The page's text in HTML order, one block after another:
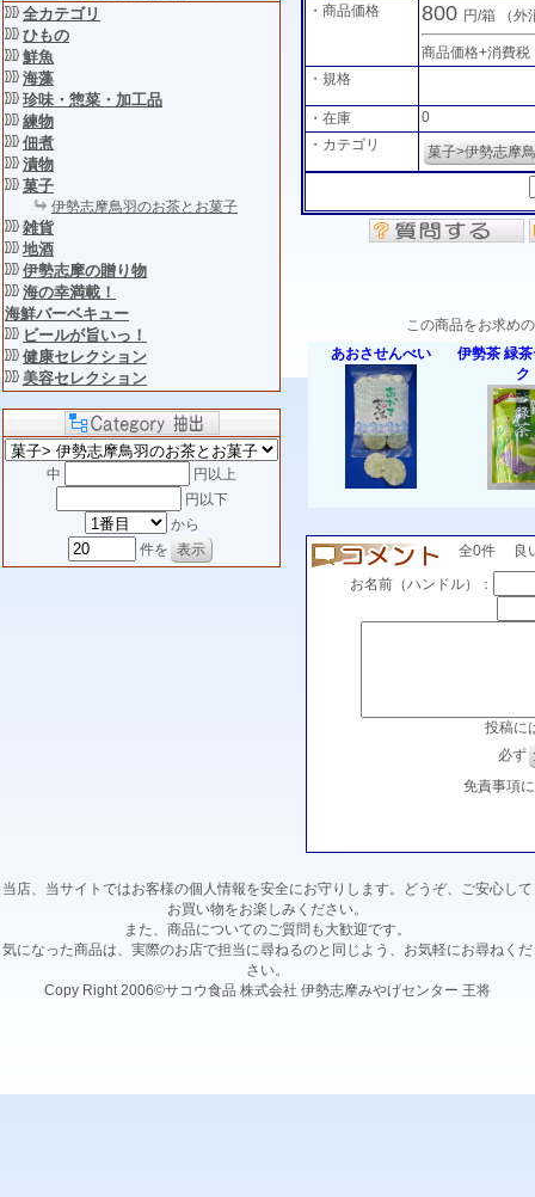
全カテゴリ
ひもの
鮮魚
海藻
珍味・惣菜・加工品
練物
佃煮
漬物
菓子
伊勢志摩鳥羽のお茶とお菓子
雑貨
地酒
伊勢志摩の贈り物
海の幸満載！
海鮮バーベキュー
ビールが旨いっ！
健康セレクション
美容セレクション
中
円以上
円以下
から
件を
・商品価格 800 円/箱 （
商品価格+消費税
・規格
・在庫
0
・カテゴリ
菓子>伊勢志摩
この商品をお求め
あおさせんべい
伊勢茶 緑
ク
全0件 良
お名前（ハンドル）：
投稿に
必ず
免責事項
当店、当サイトではお客様の個人情報を安全にお守りします。どうぞ、ご安心して
お買い物をお楽しみください。
また、商品についてのご質問も大歓迎です。
気になった商品は、実際のお店で担当に尋ねるのと同じよう、お気軽にお尋ねくだ
さい。
Copy Right 2006©サコウ食品 株式会社 伊勢志摩みやげセンター 王将